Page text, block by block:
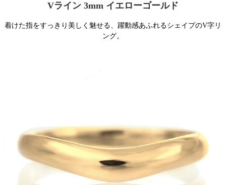
Vライン 3mm イエローゴールド
着けた指をすっきり美しく魅せる、躍動感あふれるシェイプのV字リ
ング。